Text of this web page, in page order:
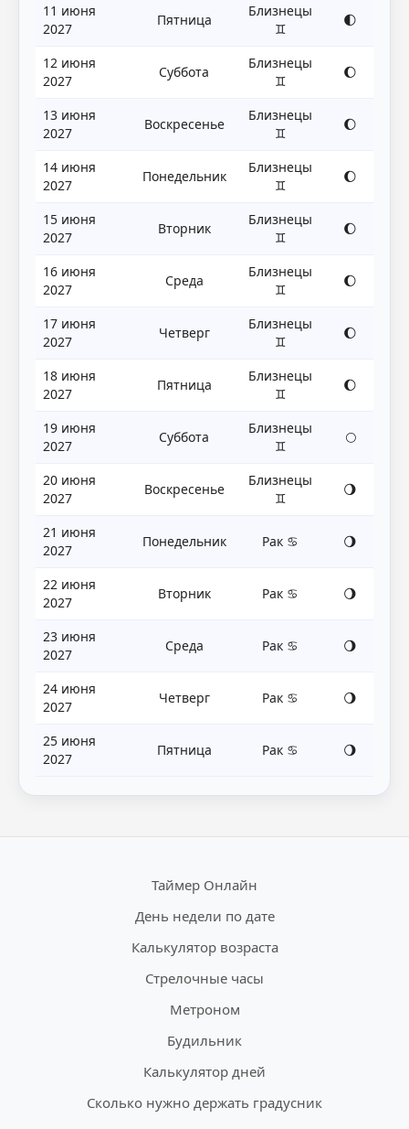
11 июня
2027
Пятница
Близнецы
♊
🌓
12 июня
2027
Суббота
Близнецы
♊
🌔
13 июня
2027
Воскресенье
Близнецы
♊
🌔
14 июня
2027
Понедельник
Близнецы
♊
🌔
15 июня
2027
Вторник
Близнецы
♊
🌔
16 июня
2027
Среда
Близнецы
♊
🌔
17 июня
2027
Четверг
Близнецы
♊
🌔
18 июня
2027
Пятница
Близнецы
♊
🌔
19 июня
2027
Суббота
Близнецы
♊
🌕
20 июня
2027
Воскресенье
Близнецы
♊
🌖
21 июня
2027
Понедельник Рак ♋ 🌖
22 июня
2027
Вторник Рак ♋ 🌖
23 июня
2027
Среда Рак ♋ 🌖
24 июня
2027
Четверг Рак ♋ 🌖
25 июня
2027
Пятница Рак ♋ 🌖
Таймер Онлайн
День недели по дате
Калькулятор возраста
Стрелочные часы
Метроном
Будильник
Калькулятор дней
Сколько нужно держать градусник